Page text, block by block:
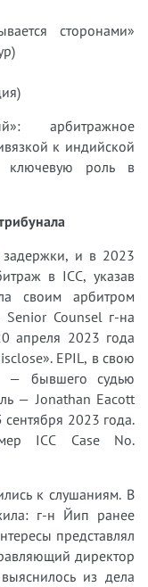
сторонами»
арбитражное
к индийской
ключевую роль в
задержки, и в 2023
в ICC, указав
своим арбитром
Senior Counsel г-на
апреля 2023 года
EPIL, в свою
— бывшего судью
— Jonathan Eacott
2023 года.
ICC Case No.
к слушаниям. В
г-н Йип ранее
представлял
директор
из дела